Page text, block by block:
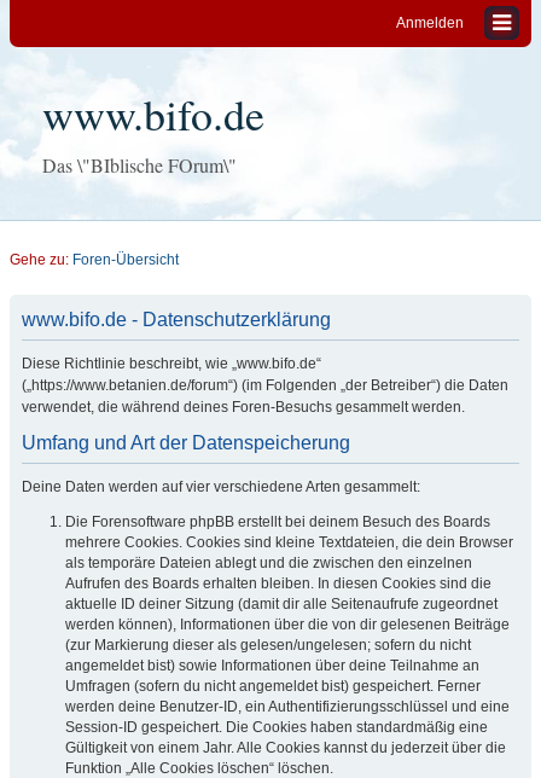
Anmelden
www.bifo.de
Das \"BIblische FOrum\"
Gehe zu: Foren-Übersicht
www.bifo.de - Datenschutzerklärung
Diese Richtlinie beschreibt, wie „www.bifo.de“
(„https://www.betanien.de/forum“) (im Folgenden „der Betreiber“) die Daten
verwendet, die während deines Foren-Besuchs gesammelt werden.
Umfang und Art der Datenspeicherung
Deine Daten werden auf vier verschiedene Arten gesammelt:
Die Forensoftware phpBB erstellt bei deinem Besuch des Boards
mehrere Cookies. Cookies sind kleine Textdateien, die dein Browser
als temporäre Dateien ablegt und die zwischen den einzelnen
Aufrufen des Boards erhalten bleiben. In diesen Cookies sind die
aktuelle ID deiner Sitzung (damit dir alle Seitenaufrufe zugeordnet
werden können), Informationen über die von dir gelesenen Beiträge
(zur Markierung dieser als gelesen/ungelesen; sofern du nicht
angemeldet bist) sowie Informationen über deine Teilnahme an
Umfragen (sofern du nicht angemeldet bist) gespeichert. Ferner
werden deine Benutzer-ID, ein Authentifizierungsschlüssel und eine
Session-ID gespeichert. Die Cookies haben standardmäßig eine
Gültigkeit von einem Jahr. Alle Cookies kannst du jederzeit über die
Funktion „Alle Cookies löschen“ löschen.